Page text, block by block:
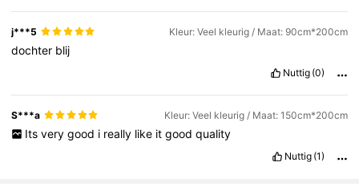
j***5 Kleur: Veel kleurig / Maat: 90cm*200cm
dochter blij
Nuttig (0)
S***a Kleur: Veel kleurig / Maat: 150cm*200cm
Its very good i really like it good quality
Nuttig (1)